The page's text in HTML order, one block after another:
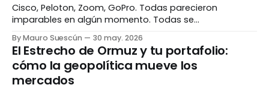
Cisco, Peloton, Zoom, GoPro. Todas parecieron
imparables en algún momento. Todas se
desaceleraron mucho más de lo que cualquier inversor
imaginó posible. No fue mala suerte — fue
matemática. El espejismo del crecimiento eterno Hay
un patrón que se repite una y otra vez en los mercados.
Una empresa crece de
By Mauro Suescún 30 may. 2026
El Estrecho de Ormuz y tu portafolio:
cómo la geopolítica mueve los
mercados